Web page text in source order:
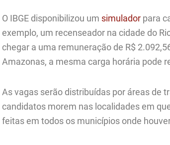
O IBGE disponibilizou um simulador para
exemplo, um recenseador na cidade do
chegar a uma remuneração de R$
Amazonas, a mesma carga horária pode
As vagas serão distribuídas por áreas de
candidatos morem nas localidades em
feitas em todos os municípios onde